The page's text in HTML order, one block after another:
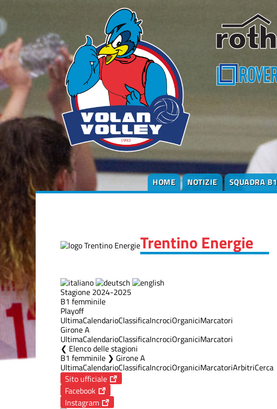
HOME NOTIZIE SQUADRA B1
Trentino Energie
Stagione 2024-2025
B1 femminile
Playoff
UltimaCalendarioClassificaIncrociOrganiciMarcatori
Girone A
UltimaCalendarioClassificaIncrociOrganiciMarcatori
Elenco delle stagioni
B1 femminile ❯ Girone A
UltimaCalendarioClassificaIncrociOrganiciMarcatoriArbitriCerca
Sito ufficiale
Facebook
Instagram